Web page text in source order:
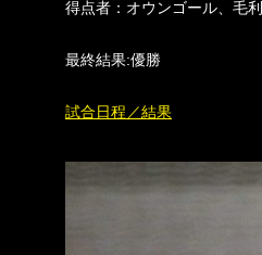
得点者：オウンゴール、毛
最終結果:優勝
試合日程／結果